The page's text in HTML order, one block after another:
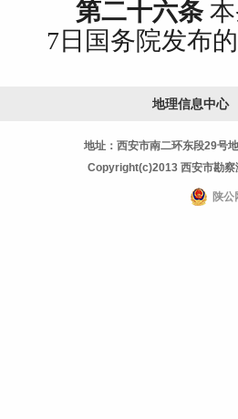
第二十六条本
7日国务院发布
地理信息中心
地址：西安市南二环东段29号
Copyright(c)2013 西安市勘
陕